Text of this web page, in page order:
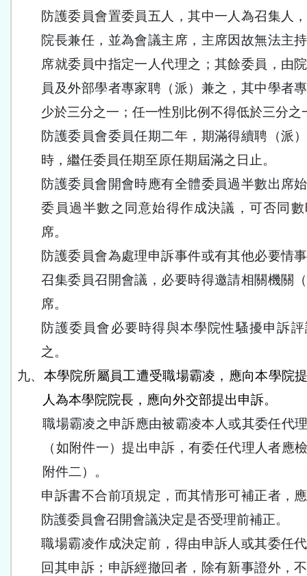
防護委員會置委員五人，其中一人為召集人
院長兼任，並為會議主席，主席因故無法主
席就委員中指定一人代理之；其餘委員，由
員及外部學者專家聘（派）兼之，其中學者
少於三分之一；任一性別比例不得低於三分之
防護委員會委員任期二年，期滿得續聘（派
時，繼任委員任期至原任期屆滿之日止。
防護委員會開會時應有全體委員過半數出席
委員過半數之同意始得作成決議，可否同
席。
防護委員會為處理申訴事件或有其他必要情
召集委員召開會議，必要時得邀請相關機關
席。
防護委員會必要時得與本學院性騷擾申訴
之。
九、 本學院所屬員工遭受職場霸凌，應向本學院
人為本學院院長，應向外交部提出申訴。
職場霸凌之申訴應由被霸凌本人或其委任代
（如附件一）提出申訴，有委任代理人者應
附件二）。
申訴書不合前項規定，而其情形可補正者，
防護委員會召開會議決定是否受理前補正。
職場霸凌作成決定前，得由申訴人或其委任
回其申訴；申訴經撤回者，除有新事證外，